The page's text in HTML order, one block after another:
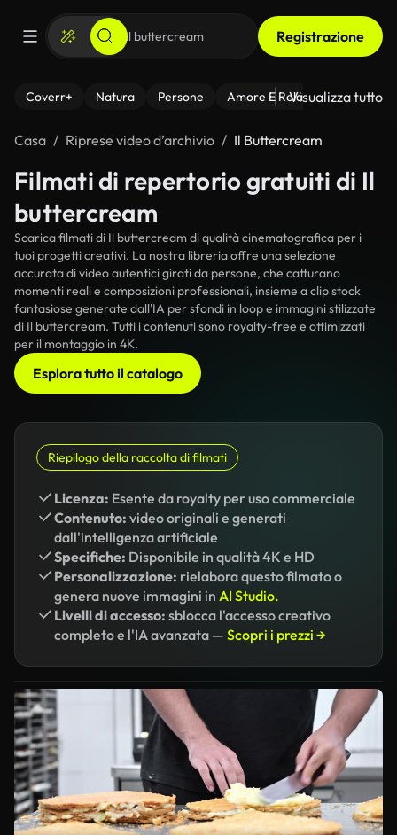
Registrazione
Coverr+ Natura Persone Amore E Relazioni Il
Visualizza tutto
Casa Riprese video d’archivio Il Buttercream
Filmati di repertorio gratuiti di Il
buttercream
Scarica filmati di Il buttercream di qualità cinematografica per i
tuoi progetti creativi. La nostra libreria offre una selezione
accurata di video autentici girati da persone, che catturano
momenti reali e composizioni professionali, insieme a clip stock
fantasiose generate dall'IA per sfondi in loop e immagini stilizzate
di Il buttercream. Tutti i contenuti sono royalty-free e ottimizzati
per il montaggio in 4K.
Esplora tutto il catalogo
Riepilogo della raccolta di filmati
Licenza: Esente da royalty per uso commerciale
Contenuto: video originali e generati
dall'intelligenza artificiale
Specifiche: Disponibile in qualità 4K e HD
Personalizzazione: rielabora questo filmato o
genera nuove immagini in AI Studio.
Livelli di accesso: sblocca l'accesso creativo
completo e l'IA avanzata — Scopri i prezzi →